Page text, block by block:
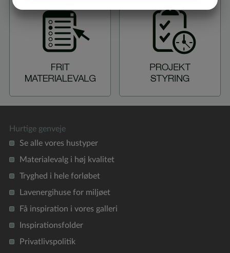
Hurtige genveje
Se alle vores hustyper
Materialevalg i høj kvalitet
Tryghed i hele forløbet
Lavenergihuse for miljøet
Få inspiration i vores galleri
Inspirationsfolder
Privatlivspolitik
MARKETING STATISTIK